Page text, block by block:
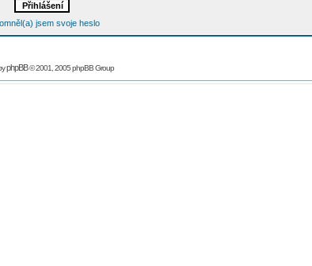
jsem svoje heslo
phpBB© 2001, 2005 phpBB Group